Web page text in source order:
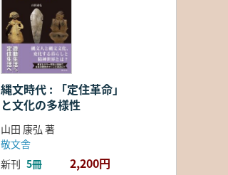
縄文時代 : 「定住革命」
と文化の多様性
山田 康弘 著
敬文舎
新刊 5冊 2,200円